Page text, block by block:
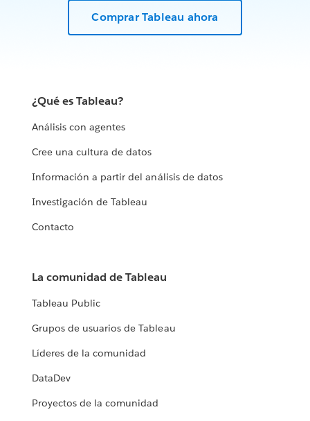
Comprar Tableau ahora
¿Qué es Tableau?
Análisis con agentes
Cree una cultura de datos
Información a partir del análisis de datos
Investigación de Tableau
Contacto
La comunidad de Tableau
Tableau Public
Grupos de usuarios de Tableau
Líderes de la comunidad
DataDev
Proyectos de la comunidad